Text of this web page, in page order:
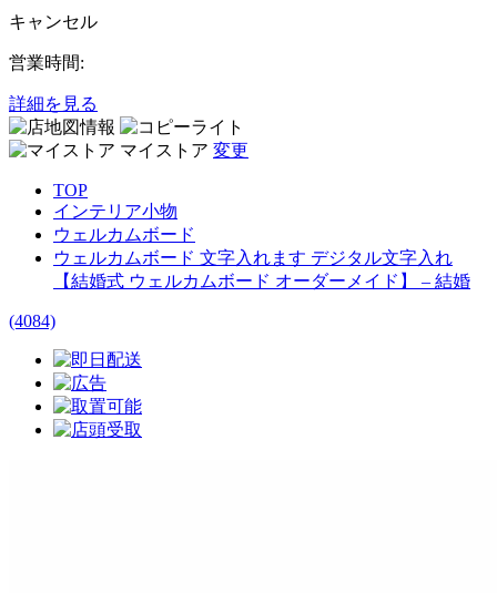
キャンセル
営業時間:
詳細を見る
マイストア 変更
TOP
インテリア小物
ウェルカムボード
ウェルカムボード 文字入れます デジタル文字入れ
【結婚式 ウェルカムボード オーダーメイド】 – 結婚
(4084)